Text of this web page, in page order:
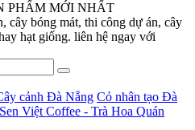
PHẨM MỚI NHẤT
cây bóng mát, thi công dự án, cây
hạt giống. liên hệ ngay với
cảnh Đà Nẵng Cỏ nhân tạo Đà
Việt Coffee - Trà Hoa Quán